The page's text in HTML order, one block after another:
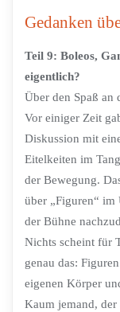
Gedanken
Teil 9: Boleos,
eigentlich?
Über den Spaß
Vor einiger Zeit
Diskussion mit
Eitelkeiten im
der Bewegung.
über „Figuren“
der Bühne
Nichts scheint für
genau das:
eigenen Körper
Kaum jemand,